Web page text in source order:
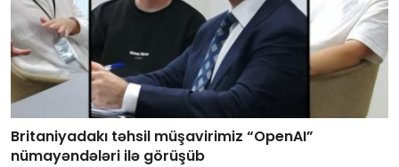
Britaniyadakı təhsil müşavirimiz “OpenAI”
nümayəndələri ilə görüşüb